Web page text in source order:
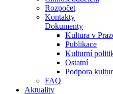
Rozpočet
Kontakty
Dokumenty
Kultura v
Publikace
Kulturní
Ostatní
Podpora
FAQ
Aktuality